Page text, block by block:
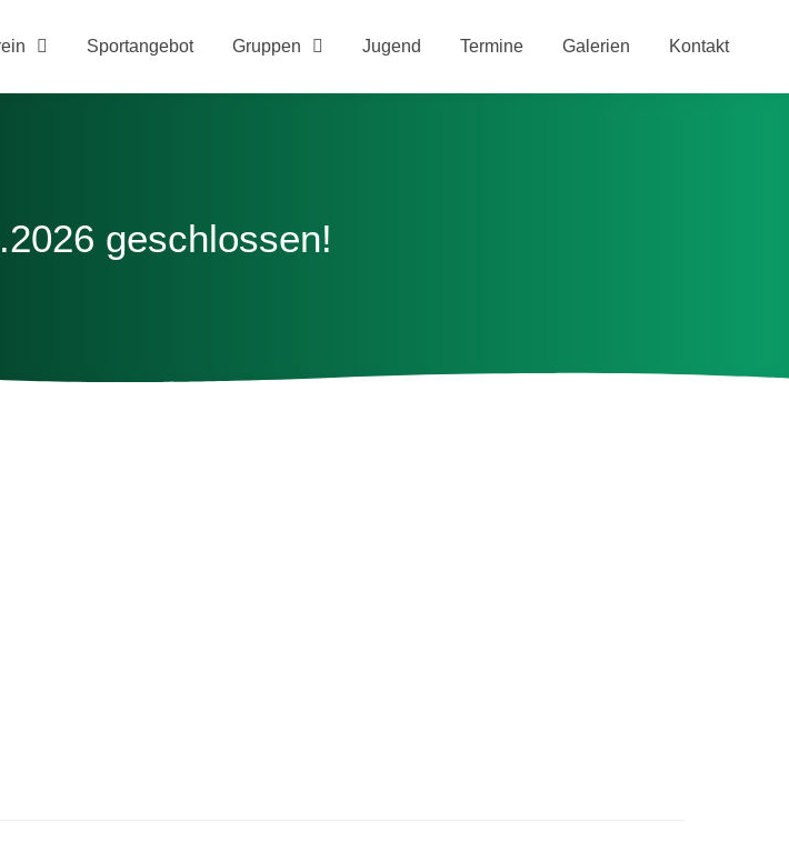
Sportangebot Gruppen Jugend Termine Galerien Kontakt
geschlossen!